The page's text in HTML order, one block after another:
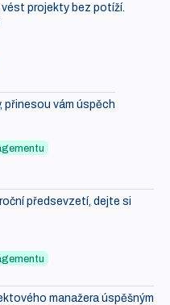
projekty bez potíží.
přinesou vám úspěch
předsevzetí, dejte si
manažera úspěšným